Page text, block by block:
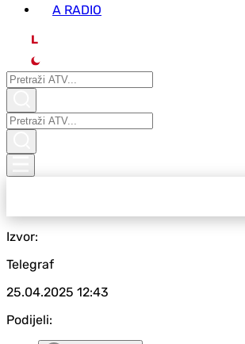
A RADIO
L
Izvor:
Telegraf
25.04.2025 12:43
Podijeli: